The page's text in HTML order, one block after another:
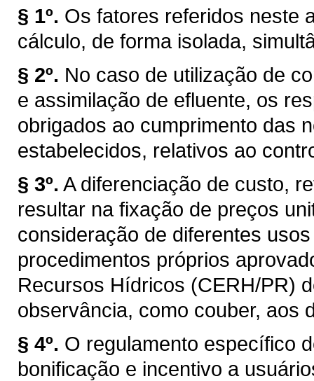
§ 1º. Os fatores referidos neste
cálculo, de forma isolada,
§ 2º. No caso de utilização de
e assimilação de efluente, os
obrigados ao cumprimento das
estabelecidos, relativos ao
§ 3º. A diferenciação de custo,
resultar na fixação de preços
consideração de diferentes
procedimentos próprios
Recursos Hídricos (CERH/PR)
observância, como couber, aos
§ 4º. O regulamento específico
bonificação e incentivo a